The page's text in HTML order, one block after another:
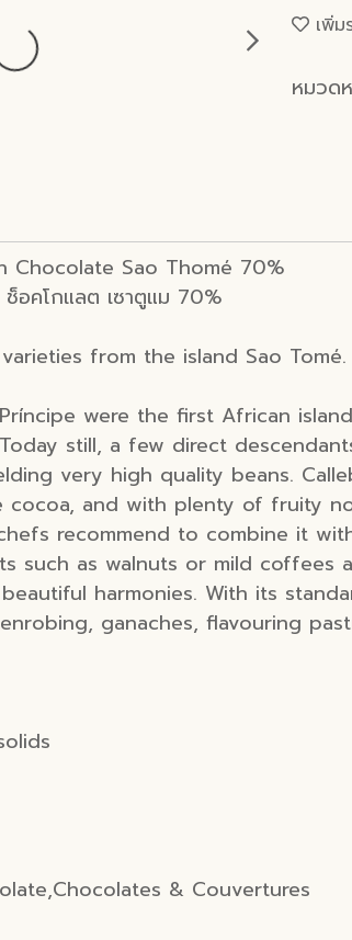
เพิ่ม
หมวด
Chocolate Sao Thomé 70%
อคโกแลต เซาตูแม 70%
from the island Sao Tomé.
were the first African
still, a few direct
very high quality beans.
and with plenty of fruity
recommend to combine it
such as walnuts or mild
harmonies. With its
ganaches, flavouring
& Couvertures